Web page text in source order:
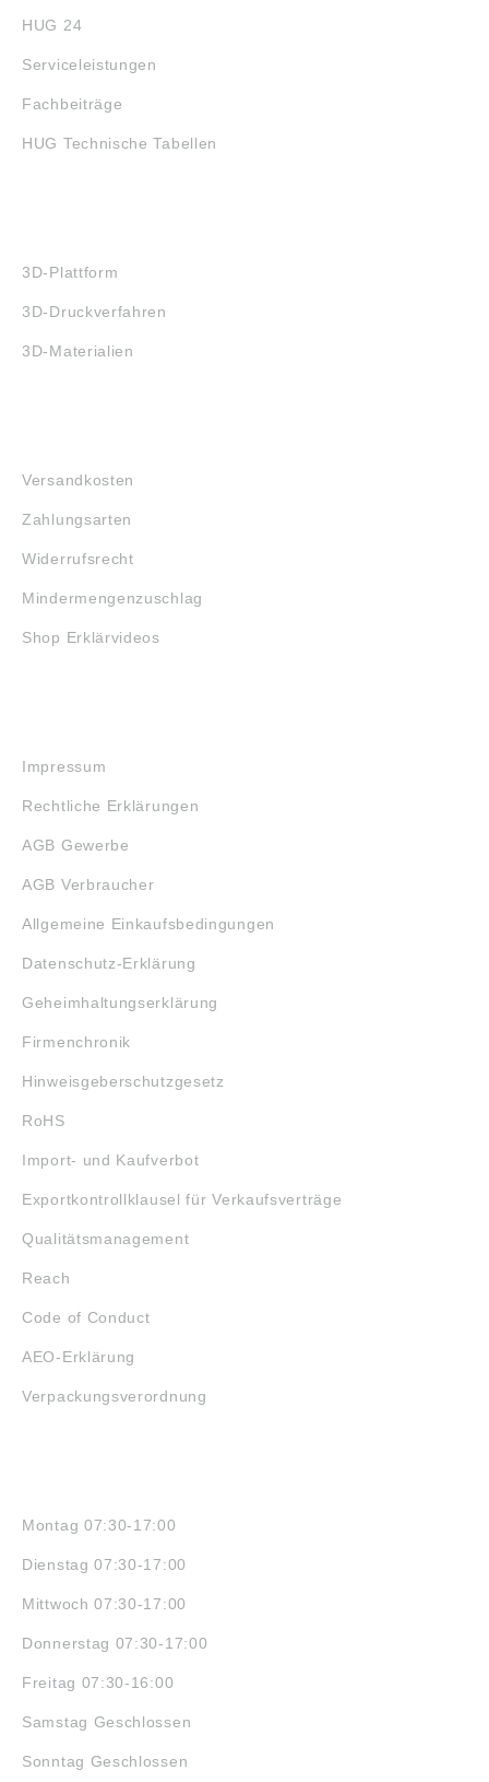
HUG 24
Serviceleistungen
Fachbeiträge
HUG Technische Tabellen
3D-Plattform
3D-Druckverfahren
3D-Materialien
Versandkosten
Zahlungsarten
Widerrufsrecht
Mindermengenzuschlag
Shop Erklärvideos
Impressum
Rechtliche Erklärungen
AGB Gewerbe
AGB Verbraucher
Allgemeine Einkaufsbedingungen
Datenschutz-Erklärung
Geheimhaltungserklärung
Firmenchronik
Hinweisgeberschutzgesetz
RoHS
Import- und Kaufverbot
Exportkontrollklausel für Verkaufsverträge
Qualitätsmanagement
Reach
Code of Conduct
AEO-Erklärung
Verpackungsverordnung
Montag 07:30-17:00
Dienstag 07:30-17:00
Mittwoch 07:30-17:00
Donnerstag 07:30-17:00
Freitag 07:30-16:00
Samstag Geschlossen
Sonntag Geschlossen